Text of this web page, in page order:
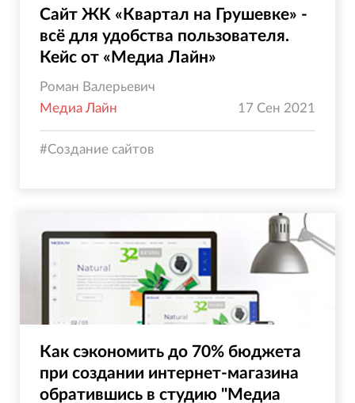
Сайт ЖК «Квартал на Грушевке» -
всё для удобства пользователя.
Кейс от «Медиа Лайн»
Роман Валерьевич
Медиа Лайн
17 Сен 2021
#Создание сайтов
Как сэкономить до 70% бюджета
при создании интернет-магазина
обратившись в студию "Медиа